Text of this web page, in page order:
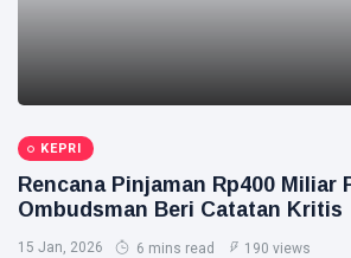
KEPRI
Rencana Pinjaman Rp400 Miliar
Ombudsman Beri Catatan Kritis
15 Jan, 2026 6 mins read 190 views